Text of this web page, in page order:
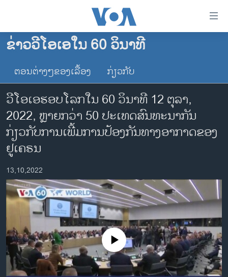
ເຂົ້າ
ຂ້າມ
ຂ້າມ
ໄປ
ຫາ
ຊອກ
ຄົ້ນ
ໂຮມເພຈ
ລາວ
ອາເມຣິກາ
ການເລືອກຕັ້ງ ປະທານາທີບໍດີ ສະຫະລັດ 2024
ຂ່າວ​ຈີນ
ໂລກ
ອິດສະຫຼະພາບດ້ານການຂ່າວ
ຊີວິດຊາວລາວ
ຊຸມຊົນຊາວລາວ
ວິທະຍາສາດ-ເທັກໂນໂລຈີ
ທຸລະກິດ
ພາສາອັງກິດ
ຂ່າວວີໂອເອໃນ 60 ວິນາທີ
ຕອນຕ່າງໆຂອງເລື້ອງ ກ່ຽວກັບ
ວີໂອເອຮອບໂລກໃນ 60 ວິນາທີ 12 ຕຸລາ,
2022, ຫຼາຍກວ່າ 50 ປະເທດສົນທະນາກັນ
ກ່ຽວກັບການເພີ້ມການປ້ອງກັນທາງອາກາດຂອງ
ຢູເຄຣນ
13,10,2022
No media source currently available